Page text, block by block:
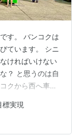
す。 バンコクは
ています。 シニ
ければいけない
？ と思うのは自
クから西へ車で
~思うだけで変
「これは私に
本当にできない
標実現